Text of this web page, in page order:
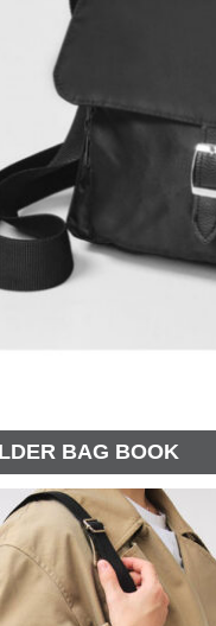
BAG BOOK